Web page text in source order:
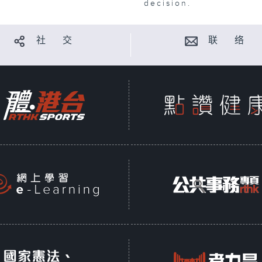
decision.
社 交 联 络